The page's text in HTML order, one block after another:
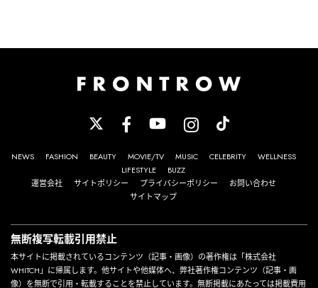
NEWS FASHION BEAUTY MOVIE/TV MUSIC CELEBRITY
WELLNESS
LIFESTYLE
BUZZ
運営会社
サイトポリシー プライバシーポリシー
お問い合わせ
サイトマップ
無断複写転載引用禁止
本サイトに掲載されているコンテンツ（記事・画像）の著作権は「株式会社
WHITCH」に帰属します。他サイトや他媒体へ、弊社著作権コンテンツ（記事・画
像）を無断で引用・転載することを禁止しています。無断掲載にあたっては掲載費用